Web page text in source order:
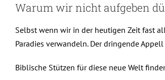
Warum wir nicht aufgeben
Selbst wenn wir in der heutigen Zeit fast
Paradies verwandeln. Der dringende
Biblische Stützen für diese neue Welt